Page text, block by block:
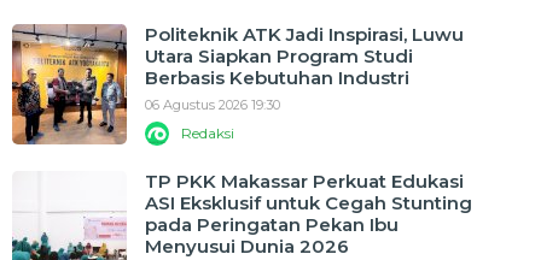
Politeknik ATK Jadi Inspirasi, Luwu
Utara Siapkan Program Studi
Berbasis Kebutuhan Industri
06 Agustus 2026 19:30
Redaksi
TP PKK Makassar Perkuat Edukasi
ASI Eksklusif untuk Cegah Stunting
pada Peringatan Pekan Ibu
Menyusui Dunia 2026